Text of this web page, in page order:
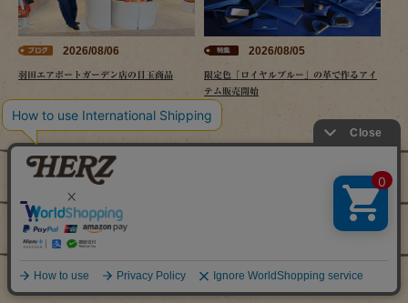
2026/08/06
羽田エアポートガーデン店の目玉商品
2026/08/05
限定色「ロイヤルブルー」の革で作るアイ
テム販売開始
アイテムで探す
カテゴリーで探す
特集